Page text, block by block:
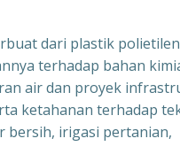
dari plastik
terhadap bahan
air dan proyek
ketahanan terhadap
bersih, irigasi pertanian,